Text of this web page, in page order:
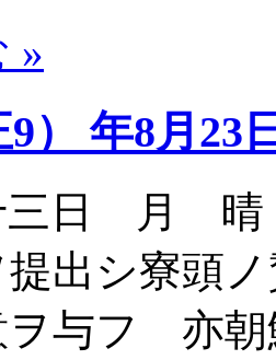
»
9） 年8月23
日 月 晴
出シ寮頭
ヲ与フ 亦朝